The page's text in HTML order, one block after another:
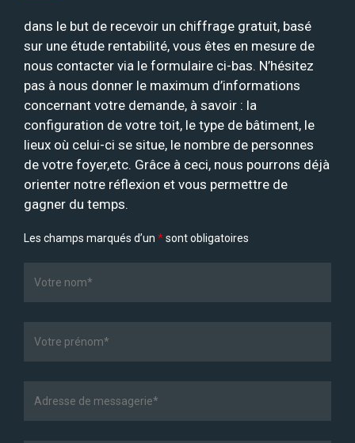
dans le but de recevoir un chiffrage gratuit, basé
sur une étude rentabilité, vous êtes en mesure de
nous contacter via le formulaire ci-bas. N’hésitez
pas à nous donner le maximum d’informations
concernant votre demande, à savoir : la
configuration de votre toit, le type de bâtiment, le
lieux où celui-ci se situe, le nombre de personnes
de votre foyer,etc. Grâce à ceci, nous pourrons déjà
orienter notre réflexion et vous permettre de
gagner du temps.
Les champs marqués d’un *sont obligatoires